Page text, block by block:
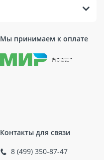
Мы принимаем к оплате
Контакты для связи
8 (499) 350-87-47